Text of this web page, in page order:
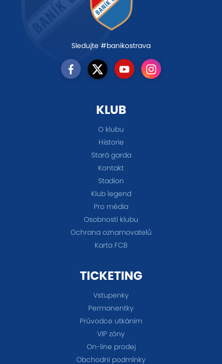
Sledujte #banikostrava
KLUB
O klubu
Historie
Stará garda
Kontakt
Stadion
Klub legend
Pro média
Osobnosti klubu
Ochrana oznamovatelů
Karta FCB
TICKETING
Vstupenky
Permanentky
Průvodce utkáním
VIP zóny
On-line prodej
Obchodní podmínky